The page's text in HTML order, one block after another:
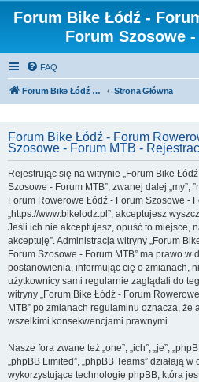
Forum Bike Łódź -
Forum Szosowe
FAQ
Forum Bike Łódź - Forum Rowerowe Łódź - Forum Szosowe - Forum MTB Strona Główna
Forum Bike Łódź - Forum
Szosowe - Forum MTB -
Rejestrując się na witrynie „Forum Bike
Szosowe - Forum MTB”, zwanej dalej „my”,
Forum Rowerowe Łódź - Forum Szosowe -
„https://www.bikelodz.pl”, akceptujesz
Jeśli ich nie akceptujesz, opuść to miejsce,
akceptuję”. Administracja witryny „Forum
Forum Szosowe - Forum MTB” ma prawo
postanowienia, informując cię o zmianach,
użytkownicy sami regularnie zaglądali do
witryny „Forum Bike Łódź - Forum
MTB” po zmianach regulaminu oznacza, że
wszelkimi konsekwencjami prawnymi.
Nasze fora zwane też „one”, „ich”, „je”,
„phpBB Limited”, „phpBB Teams” działają
wykorzystujące technologię phpBB, która